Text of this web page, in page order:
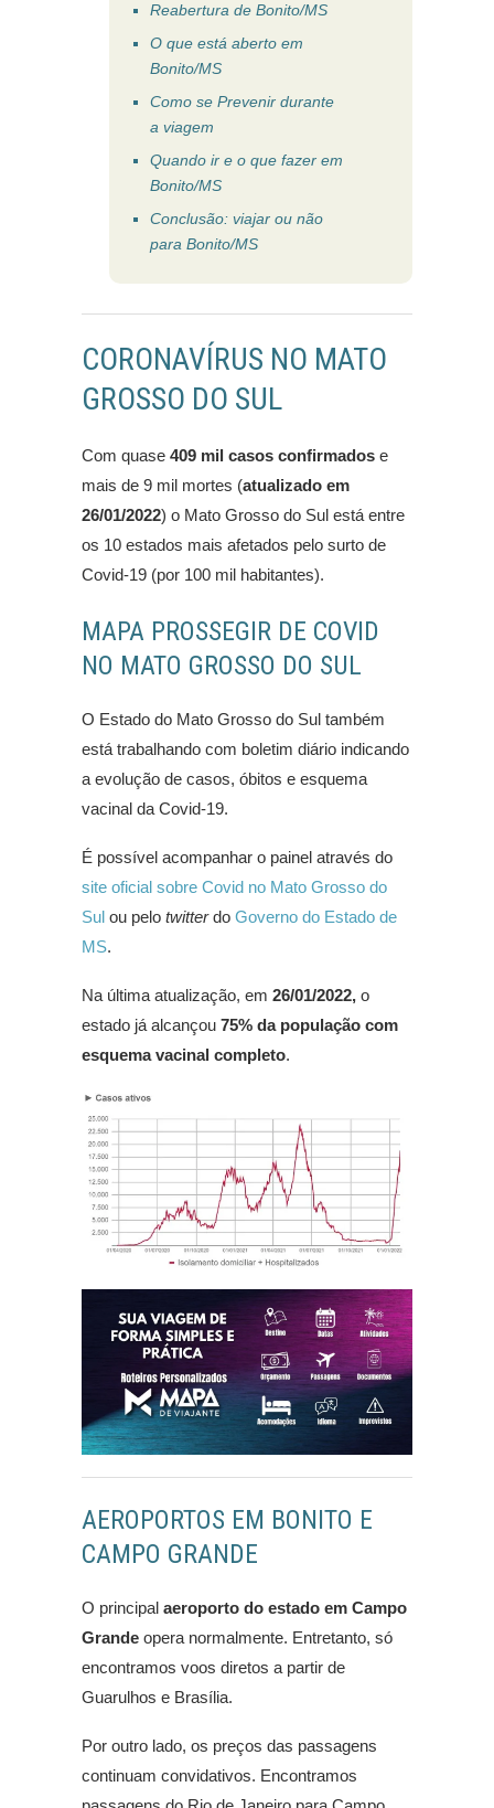
Reabertura de Bonito/MS
O que está aberto em
Bonito/MS
Como se Prevenir durante
a viagem
Quando ir e o que fazer em
Bonito/MS
Conclusão: viajar ou não
para Bonito/MS
CORONAVÍRUS NO MATO
GROSSO DO SUL
Com quase 409 mil casos confirmados e
mais de 9 mil mortes (atualizado em
26/01/2022) o Mato Grosso do Sul está entre
os 10 estados mais afetados pelo surto de
Covid-19 (por 100 mil habitantes).
MAPA PROSSEGIR DE COVID
NO MATO GROSSO DO SUL
O Estado do Mato Grosso do Sul também
está trabalhando com boletim diário indicando
a evolução de casos, óbitos e esquema
vacinal da Covid-19.
É possível acompanhar o painel através do
site oficial sobre Covid no Mato Grosso do
Sul ou pelo twitterdo Governo do Estado de
MS.
Na última atualização, em 26/01/2022, o
estado já alcançou 75% da população com
esquema vacinal completo.
AEROPORTOS EM BONITO E
CAMPO GRANDE
O principal aeroporto do estado em Campo
Grande opera normalmente. Entretanto, só
encontramos voos diretos a partir de
Guarulhos e Brasília.
Por outro lado, os preços das passagens
continuam convidativos. Encontramos